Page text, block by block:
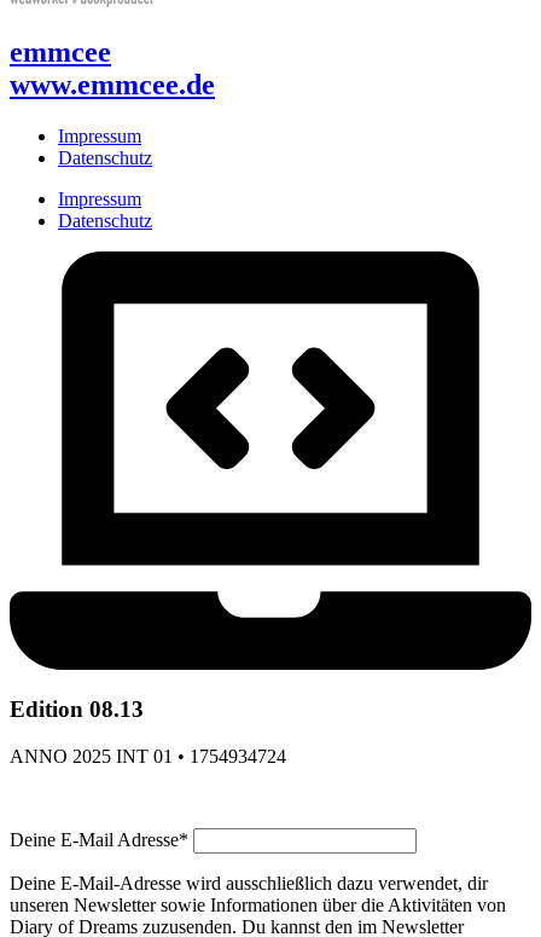
emmcee
www.emmcee.de
Impressum
Datenschutz
Impressum
Datenschutz
Edition 08.13
ANNO 2025 INT 01 • 1754934724
Deine E-Mail Adresse*
Deine E-Mail-Adresse wird ausschließlich dazu verwendet, dir
unseren Newsletter sowie Informationen über die Aktivitäten von
Diary of Dreams zuzusenden. Du kannst den im Newsletter